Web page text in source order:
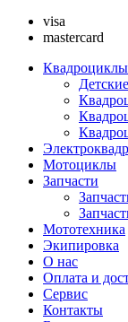
visa
mastercard
Квадроциклы
Мотоциклы
Запчасти
Мототехника
Экипировка
О нас
Оплата и
Сервис
Контакты